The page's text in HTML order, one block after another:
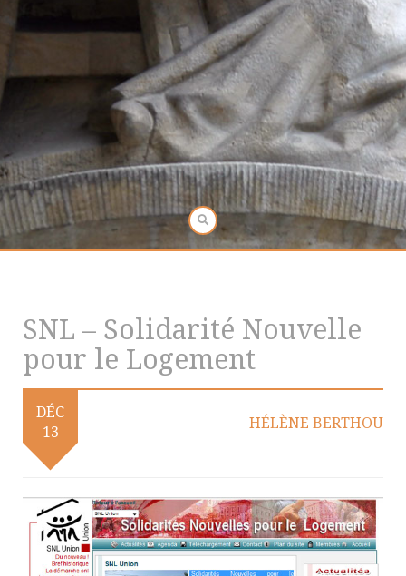
SNL – Solidarité Nouvelle
pour le Logement
DÉC
13
HÉLÈNE BERTHOU